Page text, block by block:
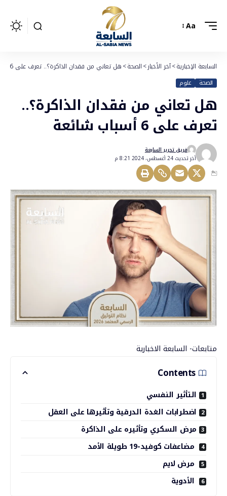
Aa
السابعة الإخبارية>آخر الأخبار>الصحة>هل تعاني من فقدان الذاكرة؟.. تعرف على 6 أسباب شائعة
الصحة علوم
هل تعاني من فقدان الذاكرة؟..
تعرف على 6 أسباب شائعة
أخر تحديث 24 أغسطس، 2024 8:21 م
فريق تحرير السابعة
متابعات- السابعة الاخبارية
Contents
التأثير النفسي
اضطرابات الغدة الدرقية وتأثيرها على العقل
مرض السكري وتأثيره على الذاكرة
مضاعفات كوفيد-19 طويلة الأمد
مرض لايم
الأدوية